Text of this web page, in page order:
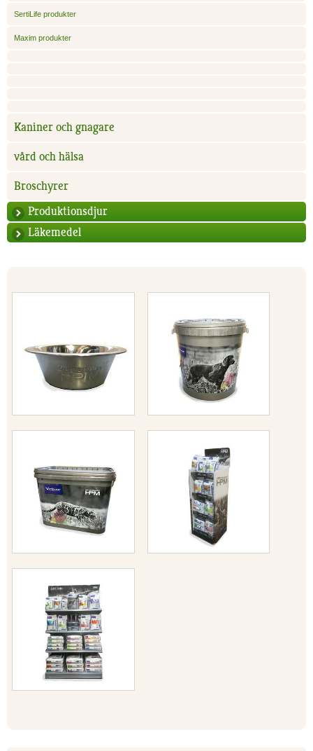
SertiLife produkter
Maxim produkter
Kaniner och gnagare
vård och hälsa
Broschyrer
Produktionsdjur
Läkemedel